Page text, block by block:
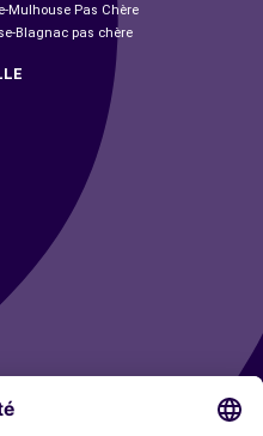
Mulhouse Pas Chère
Blagnac pas chère